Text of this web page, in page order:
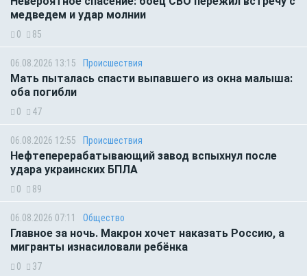
медведем и удар молнии
0 85
06.08.2026 13:15 Происшествия
Мать пыталась спасти выпавшего из окна малыша:
оба погибли
0 47
06.08.2026 12:55 Происшествия
Нефтеперерабатывающий завод вспыхнул после
удара украинских БПЛА
0 89
06.08.2026 07:11 Общество
Главное за ночь. Макрон хочет наказать Россию, а
мигранты изнасиловали ребёнка
0 37